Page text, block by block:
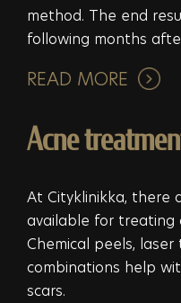
method. The end
following months
READ MORE
Acne
At Cityklinikka, there
available for treating
Chemical peels,
combinations help
scars.